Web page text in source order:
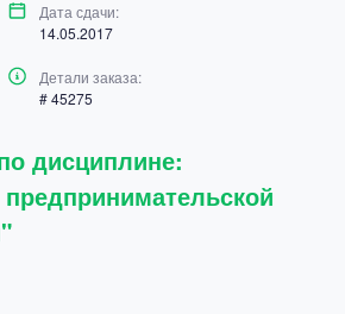
Дата сдачи:
14.05.2017
Детали заказа:
# 45275
дисциплине: